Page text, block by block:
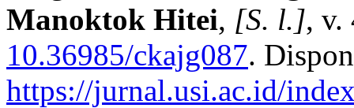
Manoktok Hitei, [S. l.], v.
10.36985/ckajg087.
https://jurnal.usi.ac.id/